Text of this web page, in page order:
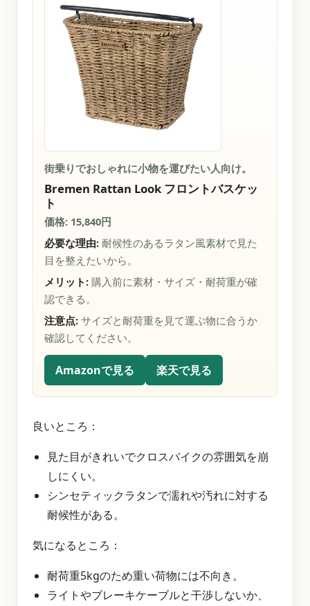
街乗りでおしゃれに小物を運びたい人向け。
Bremen Rattan Look フロントバスケッ
ト
価格: 15,840円
必要な理由: 耐候性のあるラタン風素材で見た
目を整えたいから。
メリット: 購入前に素材・サイズ・耐荷重が確
認できる。
注意点: サイズと耐荷重を見て運ぶ物に合うか
確認してください。
Amazonで見る 楽天で見る
良いところ：
見た目がきれいでクロスバイクの雰囲気を崩
しにくい。
シンセティックラタンで濡れや汚れに対する
耐候性がある。
気になるところ：
耐荷重5kgのため重い荷物には不向き。
ライトやブレーキケーブルと干渉しないか、